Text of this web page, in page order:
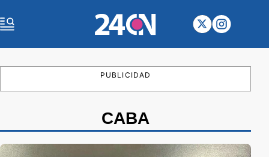
PUBLICIDAD
CABA